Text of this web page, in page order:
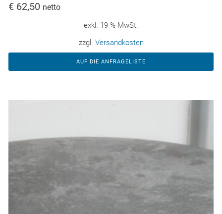
€ 62,50 netto
exkl. 19 % MwSt.
zzgl. Versandkosten
AUF DIE ANFRAGELISTE